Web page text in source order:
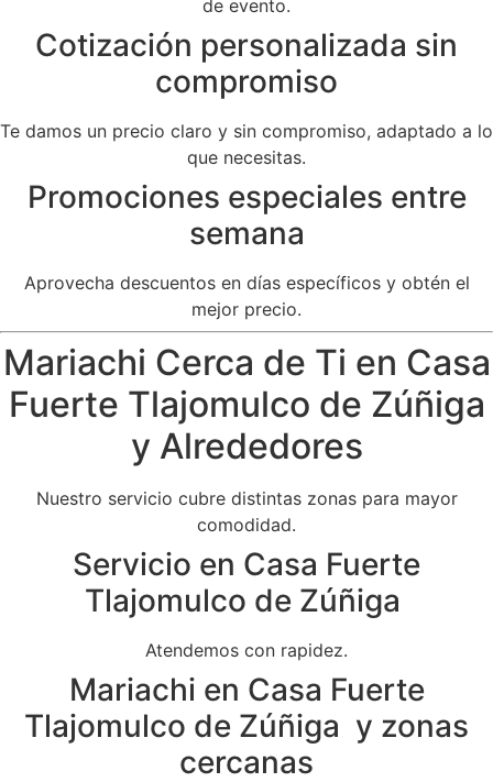
de evento.
Cotización personalizada sin
compromiso
Te damos un precio claro y sin compromiso, adaptado a lo
que necesitas.
Promociones especiales entre
semana
Aprovecha descuentos en días específicos y obtén el
mejor precio.
Mariachi Cerca de Ti en Casa
Fuerte Tlajomulco de Zúñiga
y Alrededores
Nuestro servicio cubre distintas zonas para mayor
comodidad.
Servicio en Casa Fuerte
Tlajomulco de Zúñiga
Atendemos con rapidez.
Mariachi en Casa Fuerte
Tlajomulco de Zúñiga y zonas
cercanas